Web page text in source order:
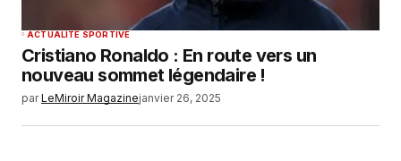
ACTUALITÉ SPORTIVE
Cristiano Ronaldo : En route vers un
nouveau sommet légendaire !
par LeMiroir Magazinejanvier 26, 2025